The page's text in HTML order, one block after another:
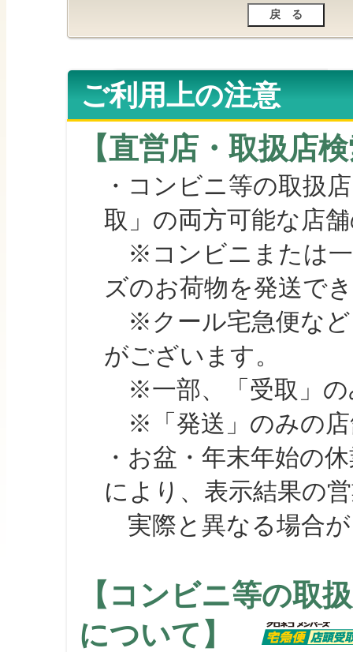
ご利用上の注意
【直営店・取扱店
・コンビニ等の取扱
取」の両方可能な店
※コンビニまたは一
ズのお荷物を発送で
※クール宅急便など
がございます。
※一部、「受取」の
※「発送」のみの店
・お盆・年末年始の
により、表示結果の
実際と異なる場合が
【コンビニ等の取
について】